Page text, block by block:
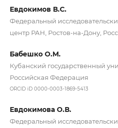
Евдокимов В.С.
Федеральный
центр РАН, Ростов-на-Дону,
Бабешко О.М.
Кубанский государственный
Российская Федерация
ORCID iD 0000-0003-1869-5413
Евдокимова О.В.
Федеральный